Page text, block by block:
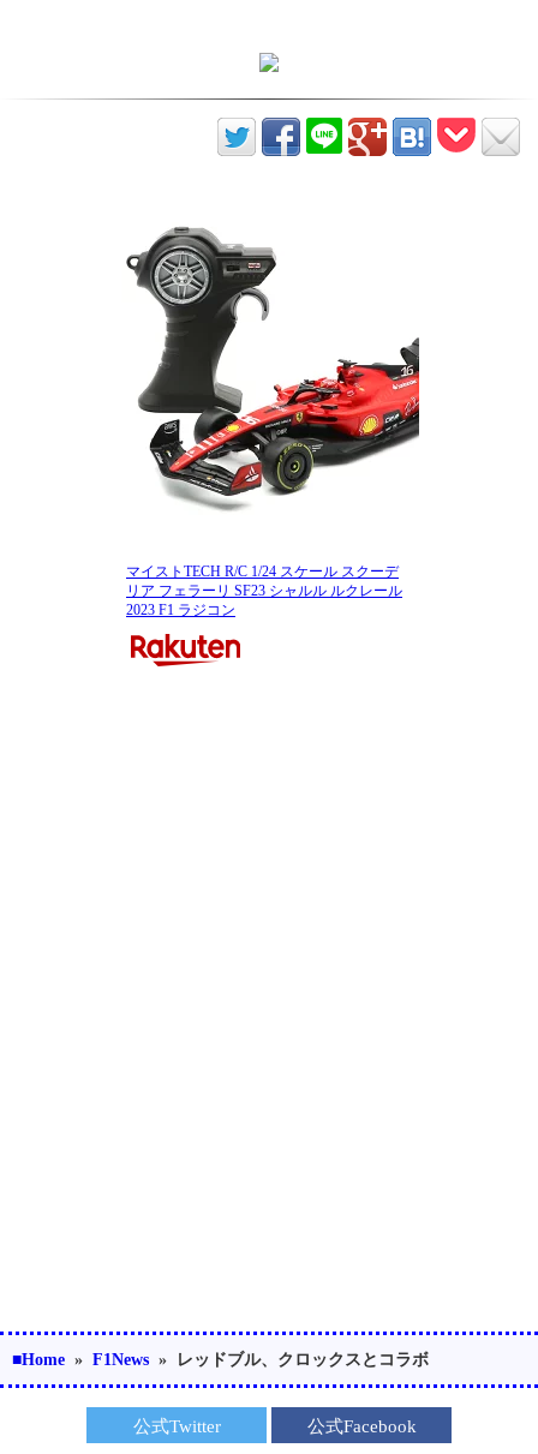
マイストTECH R/C 1/24 スケール スクーデ
リア フェラーリ SF23 シャルル ルクレール
2023 F1 ラジコン
■Home » F1News » レッドブル、クロックスとコラボ
公式Twitter 公式Facebook